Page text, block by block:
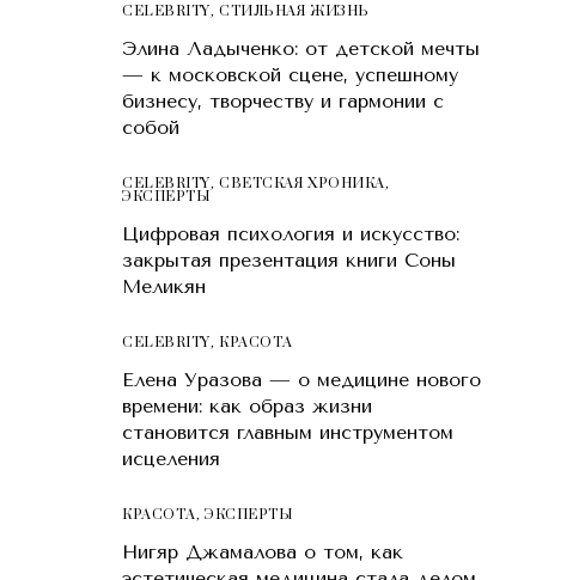
CELEBRITY,СТИЛЬНАЯ ЖИЗНЬ
Элина Ладыченко: от детской мечты
— к московской сцене, успешному
бизнесу, творчеству и гармонии с
собой
CELEBRITY,СВЕТСКАЯ ХРОНИКА,
ЭКСПЕРТЫ
Цифровая психология и искусство:
закрытая презентация книги Соны
Меликян
CELEBRITY, КРАСОТA
Елена Уразова — о медицине нового
времени: как образ жизни
становится главным инструментом
исцеления
КРАСОТA, ЭКСПЕРТЫ
Нигяр Джамалова о том, как